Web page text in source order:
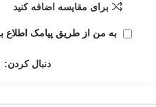
برای مقایسه اضافه کنید
به من از طریق پیامک اطلاع
دنبال کردن: